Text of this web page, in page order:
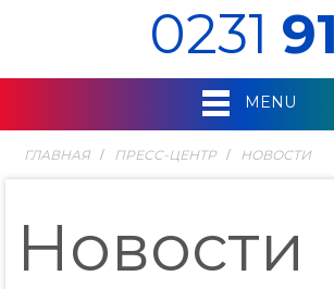
0231
MENU
ГЛАВНАЯ ПРЕСС-ЦЕНТР НОВОСТИ
Новости